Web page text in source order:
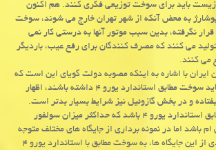
باید برای سوخت توزیعی فكری كنند. هم اكنون
به محض آنكه از شهر تهران خارج می شوند، سوخت
نگرفته، بدین سبب موتور آنها به درستی كار نمی
می كنند كه مصرف كنندگان برای رفع عیب، باردیگر
می كنند.
ایران با اشاره به اینكه مصوبه دولت گویای این است كه
تمام جایگاههای كشور باید سوخت مطابق استاندارد یورو ۴ داشته باشند، اظهار
و در بخش گازوئیل نیز شرایط بسیار بدتر است.
كیفیت گازوئیل باید مطابق استاندارد یورو ۴ باشد كه حداكثر میزان سولفور
۵۰ پی پی ام باشد اما در نمونه برداری از جایگاه های مختلف متوجه
شده ایم كه تعداد زیادی از این جایگاه ها، به سوخت مطابق با استاندارد یورو ۴